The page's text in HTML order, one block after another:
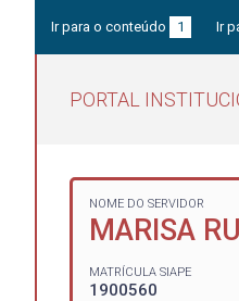
Ir para o conteúdo 1 Ir
PORTAL
NOME DO SERVIDOR
MARISA
MATRÍCULA SIAPE
1900560